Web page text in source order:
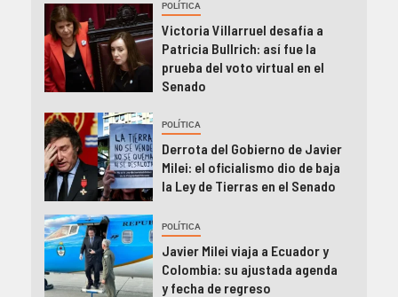
POLÍTICA
Victoria Villarruel desafía a
Patricia Bullrich: así fue la
prueba del voto virtual en el
Senado
POLÍTICA
Derrota del Gobierno de Javier
Milei: el oficialismo dio de baja
la Ley de Tierras en el Senado
POLÍTICA
Javier Milei viaja a Ecuador y
Colombia: su ajustada agenda
y fecha de regreso